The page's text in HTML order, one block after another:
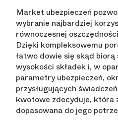
Market ubezpieczeń
wybranie najbardziej
równoczesnej
Dzięki kompleksowemu
łatwo dowie się skąd
wysokości składek i, w
parametry ubezpieczeń,
przysługujących
kwotowe zdecyduje, która
dopasowana do jego